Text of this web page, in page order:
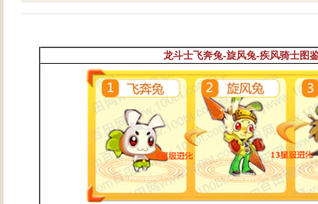
龙斗士飞奔兔-旋风兔-疾风骑士图